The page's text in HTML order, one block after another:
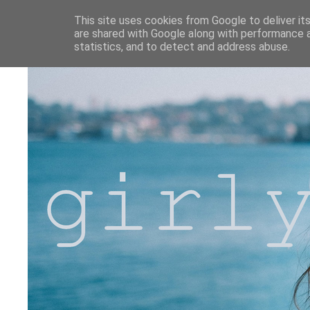
This site uses cookies from Google to deliver
are shared with Google along with
statistics, and to detect and address abuse.